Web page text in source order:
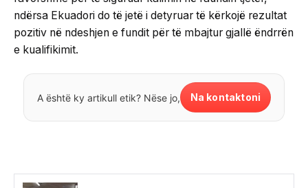
ndërsa Ekuadori do të jetë i detyruar të kërkojë rezultat
pozitiv në ndeshjen e fundit për të mbajtur gjallë ëndrrën
e kualifikimit.
A është ky artikull etik? Nëse jo, Na kontaktoni